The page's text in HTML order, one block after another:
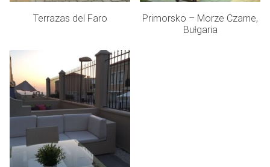
Terrazas del Faro
Primorsko – Morze Czarne,
Bułgaria